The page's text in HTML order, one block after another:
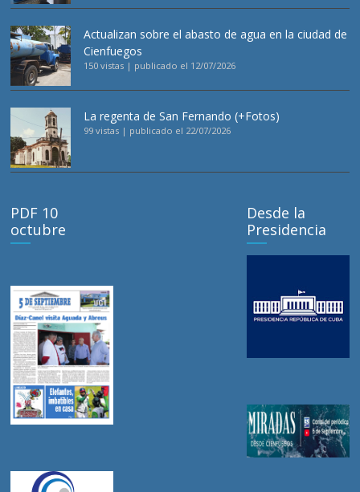
Actualizan sobre el abasto de agua en la ciudad de
Cienfuegos
150 vistas | publicado el 12/07/2026
La regenta de San Fernando (+Fotos)
99 vistas | publicado el 22/07/2026
PDF 10
octubre
Desde la
Presidencia